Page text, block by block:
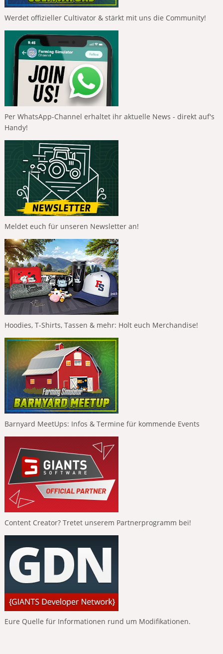
Werdet offizieller Cultivator & stärkt mit uns die Community!
Per WhatsApp-Channel erhaltet ihr aktuelle News - direkt auf's
Handy!
Meldet euch für unseren Newsletter an!
Hoodies, T-Shirts, Tassen & mehr: Holt euch Merchandise!
Barnyard MeetUps: Infos & Termine für kommende Events
Content Creator? Tretet unserem Partnerprogramm bei!
Eure Quelle für Informationen rund um Modifikationen.